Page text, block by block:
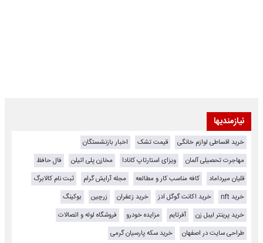
نیازمندیها
خرید اقساطی لوازم خانگی قیمت تشک
اخبار بازنشستگان
مهاجرت تحصیلی آلمان
ویزای استارتاپ کانادا مخازن پلی اتیلن
فال حافظ
قلیان میرداماد
کافه مناسب کار و مطالعه مجله آرایش گرام
ثبت نام کالابرگ
خرید nft
خرید اکانت گوگل ادز خرید زعفران زرچین
بوکینگ
خرید پرینتر لیبل زن
آفرتایم مزایده خودرو
فروشگاه لوله و اتصالات
طراحی سایت در اصفهان
خرید سکه پارسیان گرمی